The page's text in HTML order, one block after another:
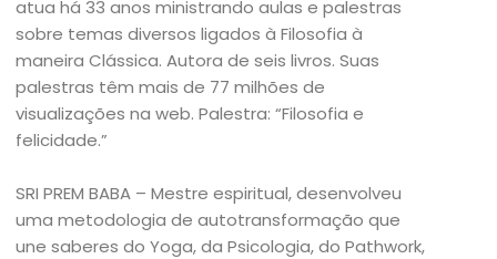
atua há 33 anos ministrando aulas e palestras
sobre temas diversos ligados à Filosofia à
maneira Clássica. Autora de seis livros. Suas
palestras têm mais de 77 milhões de
visualizações na web. Palestra: “Filosofia e
felicidade.”
SRI PREM BABA – Mestre espiritual, desenvolveu
uma metodologia de autotransformação que
une saberes do Yoga, da Psicologia, do Pathwork,